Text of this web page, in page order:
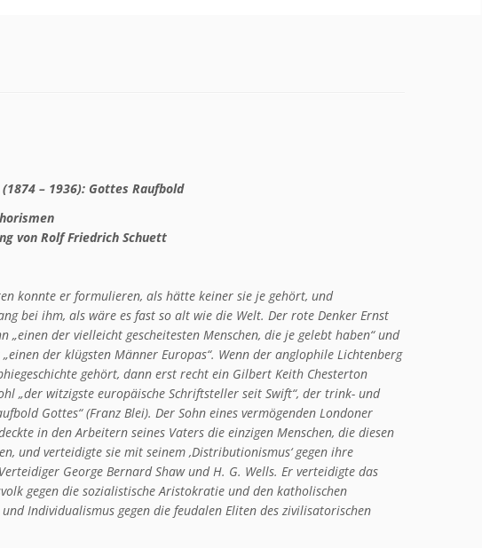
– 1936): Gottes Raufbold
von Rolf Friedrich Schuett
konnte er formulieren, als hätte keiner sie je gehört, und
bei ihm, als wäre es fast so alt wie die Welt. Der rote Denker Ernst
„einen der vielleicht gescheitesten Menschen, die je gelebt haben“ und
der klügsten Männer Europas“. Wenn der anglophile Lichtenberg
gehört, dann erst recht ein Gilbert Keith Chesterton
„der witzigste europäische Schriftsteller seit Swift“, der trink- und
Gottes“ (Franz Blei). Der Sohn eines vermögenden Londoner
in den Arbeitern seines Vaters die einzigen Menschen, die diesen
und verteidigte sie mit seinem ,Distributionismus‘ gegen ihre
George Bernard Shaw und H. G. Wells. Er verteidigte das
gegen die sozialistische Aristokratie und den katholischen
Individualismus gegen die feudalen Eliten des zivilisatorischen